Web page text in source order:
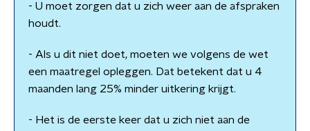
- U moet zorgen dat u zich weer aan de afspraken
houdt.
- Als u dit niet doet, moeten we volgens de wet
een maatregel opleggen. Dat betekent dat u 4
maanden lang 25% minder uitkering krijgt.
- Het is de eerste keer dat u zich niet aan de